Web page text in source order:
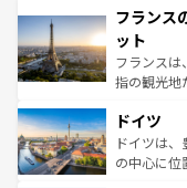
ませてくれ
なお、新着
しい。
文化が根付
れる闘牛、
る。首都マ
アートに溢
せる。地方
ンテンツ一
フランス
ット
フランスは
指の観光地
で、幅広い
聖堂、美
から魅了す
ドイツ
ドイツは
の中心に位